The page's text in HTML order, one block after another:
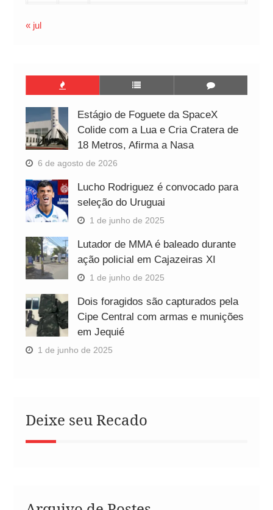
« jul
Estágio de Foguete da SpaceX
Colide com a Lua e Cria Cratera de
18 Metros, Afirma a Nasa
6 de agosto de 2026
Lucho Rodriguez é convocado para
seleção do Uruguai
1 de junho de 2025
Lutador de MMA é baleado durante
ação policial em Cajazeiras XI
1 de junho de 2025
Dois foragidos são capturados pela
Cipe Central com armas e munições
em Jequié
1 de junho de 2025
Deixe seu Recado